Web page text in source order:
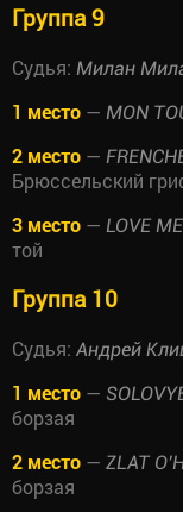
Группа 9
Судья: Милан
1 место — MON
2 место —
Брюссельский
3 место — LOVE
той
Группа 10
Судья: Андрей
1 место —
борзая
2 место — ZLAT
борзая